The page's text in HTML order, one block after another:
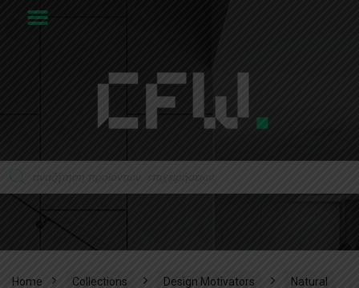
Home Collections Design Motivators
Natural